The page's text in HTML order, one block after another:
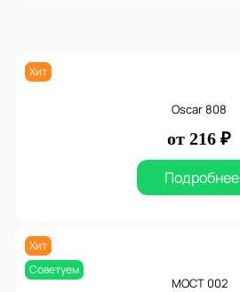
Oscar 808
от 216 ₽
Подробнее
Хит
МОСТ 002
Хит
Советуем